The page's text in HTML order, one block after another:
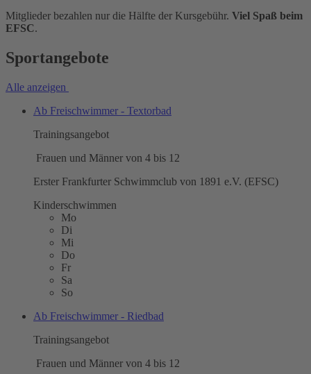
Mitglieder bezahlen nur die Hälfte der Kursgebühr. Viel Spaß beim
EFSC.
Sportangebote
Alle anzeigen
Ab Freischwimmer - Textorbad
Trainingsangebot
Frauen und Männer von 4 bis 12
Erster Frankfurter Schwimmclub von 1891 e.V. (EFSC)
Kinderschwimmen
Mo
Di
Mi
Do
Fr
Sa
So
Ab Freischwimmer - Riedbad
Trainingsangebot
Frauen und Männer von 4 bis 12